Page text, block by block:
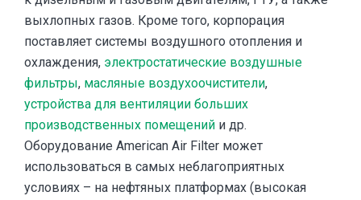
выхлопных газов. Кроме того, корпорация
поставляет системы воздушного отопления и
охлаждения, электростатические воздушные
фильтры, масляные воздухоочистители,
устройства для вентиляции больших
производственных помещений и др.
Оборудование American Air Filter может
использоваться в самых неблагоприятных
условиях – на нефтяных платформах (высокая